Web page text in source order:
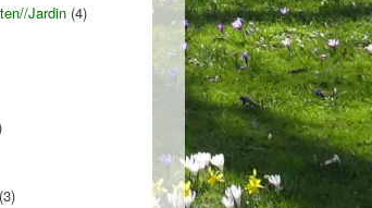
Jardin(4)
(3)